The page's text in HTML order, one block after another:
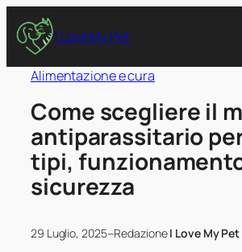
I Love My Pet
Alimentazione e cura
Come scegliere il
antiparassitario
tipi,
sicurezza
29 Luglio, 2025–RedazioneI Love My Pet